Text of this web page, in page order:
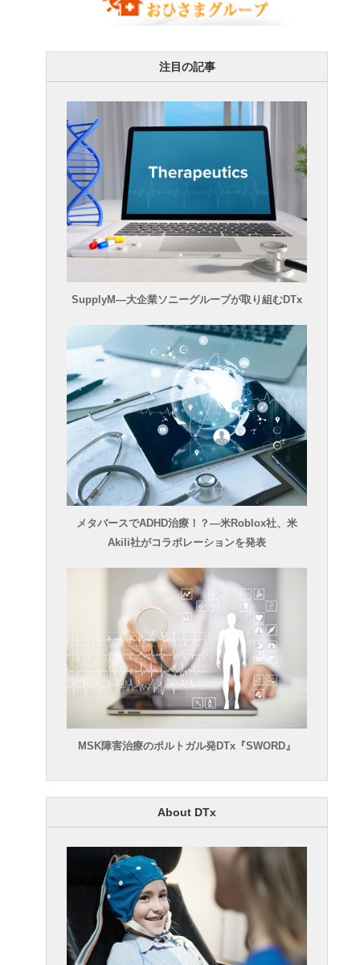
注目の記事
SupplyM―大企業ソニーグループが取り組むDTx
メタバースでADHD治療！？―米Roblox社、米
Akili社がコラボレーションを発表
MSK障害治療のポルトガル発DTx『SWORD』
About DTx